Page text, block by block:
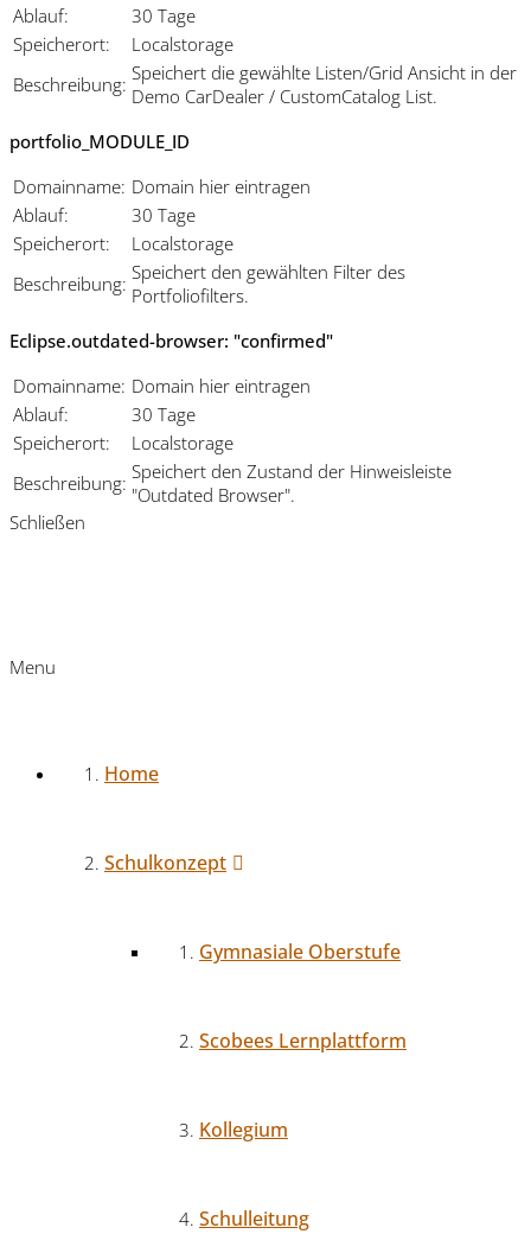
Ablauf:
30 Tage
Speicherort:
Localstorage
Beschreibung: Speichert die gewählte Listen/Grid Ansicht in der
Demo CarDealer / CustomCatalog List.
portfolio_MODULE_ID
Domainname: Domain hier eintragen
Ablauf:
30 Tage
Speicherort:
Localstorage
Beschreibung: Speichert den gewählten Filter des
Portfoliofilters.
Eclipse.outdated-browser: "confirmed"
Domainname: Domain hier eintragen
Ablauf:
30 Tage
Speicherort:
Localstorage
Beschreibung: Speichert den Zustand der Hinweisleiste
"Outdated Browser".
Schließen
Menu
Home
Schulkonzept
Gymnasiale Oberstufe
Scobees Lernplattform
Kollegium
Schulleitung